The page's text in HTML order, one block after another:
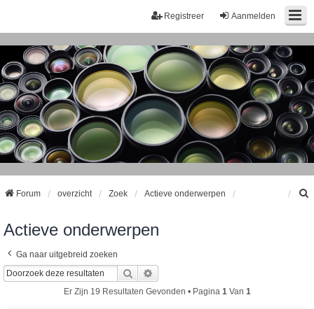
Aanmelden
Registreer
Forum overzicht Zoek Actieve onderwerpen
Actieve onderwerpen
Ga naar uitgebreid zoeken
Zoek
Er Zijn 19 Resultaten Gevonden • Pagina 1 Van 1